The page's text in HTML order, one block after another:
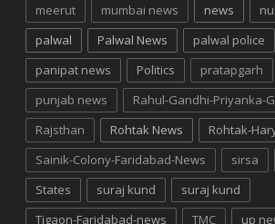
meerut
mumbai news news
palwal
Palwal News palwal police
panipat news
Politics pratapgarh
punjab news
Rahul-Gandhi-Priyanka-
Rajsthan
Rohtak News
Rohtak-
Sainik-Colony-Faridabad-News
sirsa
States
suraj kund
suraj kund
Tigaon-Faridabad-news
TMC up